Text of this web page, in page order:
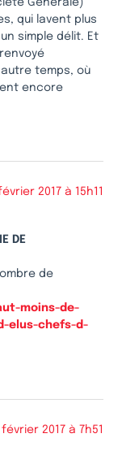
qui lavent plus
simple délit. Et
temps, où
encore
2017 à 15h11
DE
de
moins-de-
elus-chefs-d-
février 2017 à 7h51